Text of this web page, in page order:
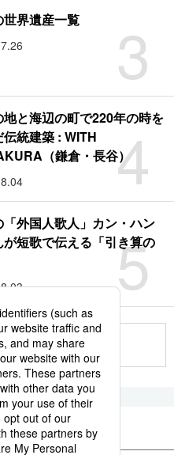
3
世界遺産一覧
4
地と海辺の町で220年の時を
統建築 : WITH
（鎌倉・長谷）
5
「外国人歌人」カン・ハン
が短歌で伝える「引き算の
る